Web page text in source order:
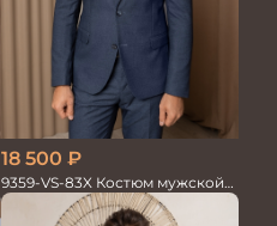
18 500 ₽
9359-VS-83X Костюм мужской
двойка